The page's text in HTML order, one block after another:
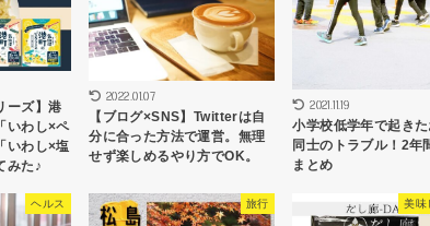
ーズ】港
いわし×ペ
いわし×塩
みた♪
2022.01.07
【ブログ×SNS】Twitterは自
分に合った方法で運営。無理
せず楽しめるやり方でOK。
2021.11.19
小学校低学年で起き
同士のトラブル！2年
まとめ
ヘルス 旅行 美味